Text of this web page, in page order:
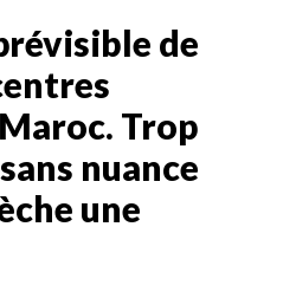
de
Trop
nuance
une